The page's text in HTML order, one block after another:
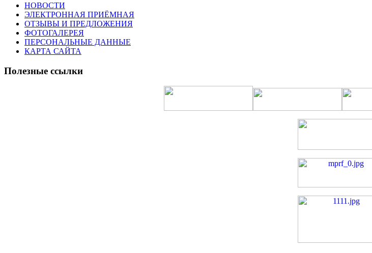
НОВОСТИ
ЭЛЕКТРОННАЯ ПРИЁМНАЯ
ОТЗЫВЫ И ПРЕДЛОЖЕНИЯ
ФОТОГАЛЕРЕЯ
ПЕРСОНАЛЬНЫЕ ДАННЫЕ
КАРТА САЙТА
Полезные ссылки